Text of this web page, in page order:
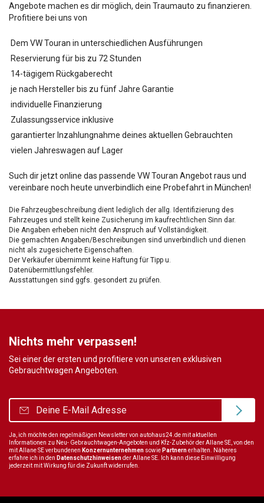
Angebote machen es dir möglich, dein Traumauto zu finanzieren.
Profitiere bei uns von
Dem VW Touran in unterschiedlichen Ausführungen
Reservierung für bis zu 72 Stunden
14-tägigem Rückgaberecht
je nach Hersteller bis zu fünf Jahre Garantie
individuelle Finanzierung
Zulassungsservice inklusive
garantierter Inzahlungnahme deines aktuellen Gebrauchten
vielen Jahreswagen auf Lager
Such dir jetzt online das passende VW Touran Angebot raus und
vereinbare noch heute unverbindlich eine Probefahrt in München!
Die Fahrzeugbeschreibung dient lediglich der allg. Identifizierung des
Fahrzeuges und stellt keine Zusicherung im kaufrechtlichen Sinn dar.
Die Angaben erheben nicht den Anspruch auf Vollständigkeit.
Die gemachten Angaben/Beschreibungen sind unverbindlich und dienen
nicht als zugesicherte Eigenschaften.
Der Verkäufer übernimmt keine Haftung für Tipp u.
Datenübermittlungsfehler.
Ausstattungen sind ggfs. gesondert zu prüfen.
Nichts mehr verpassen!
Sei einer der ersten und profitiere von unseren exklusiven
Gebrauchtwagen Angeboten.
Ja, ich möchte den regelmäßigen Newsletter von autohaus24.de mit aktuellen
Informationen zu Neu- Gebrauchtwagen-Angeboten und Kfz-Zubehör der Allane SE, von den
mit Allane SE verbundenen Konzernunternehmen sowie Partnernerhalten. Näheres
erfahre ich in den Datenschutzhinweisender Allane SE. Ich kann diese Einwilligung
jederzeit mit Wirkung für die Zukunft widerrufen.